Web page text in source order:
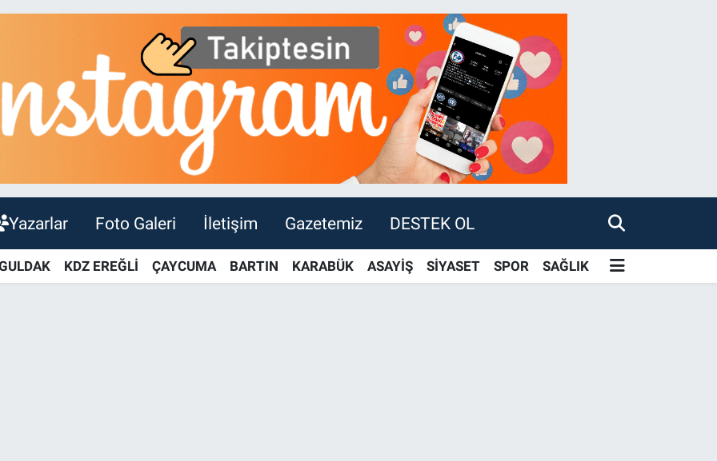
Yazarlar Foto Galeri İletişim Gazetemiz DESTEK OL
KDZ EREĞLİ ÇAYCUMA BARTIN KARABÜK ASAYİŞ SİYASET SPOR SAĞLIK